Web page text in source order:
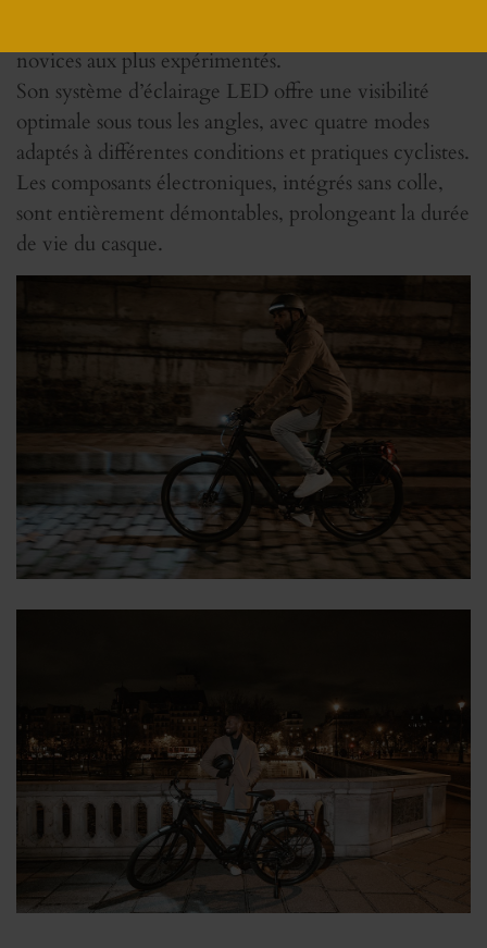
novices aux plus expérimentés.
Son système d’éclairage LED offre une visibilité
optimale sous tous les angles, avec quatre modes
adaptés à différentes conditions et pratiques cyclistes.
Les composants électroniques, intégrés sans colle,
sont entièrement démontables, prolongeant la durée
de vie du casque.